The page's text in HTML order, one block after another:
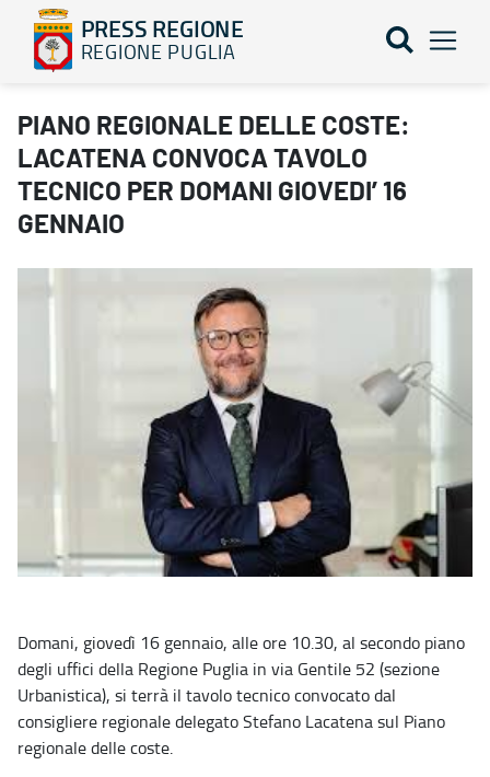
PRESS REGIONE
REGIONE PUGLIA
PIANO REGIONALE DELLE COSTE: LACATENA CONVOCA
PIANO REGIONALE DELLE COSTE:
LACATENA CONVOCA TAVOLO
TECNICO PER DOMANI GIOVEDI’ 16
GENNAIO
Domani, giovedì 16 gennaio, alle ore 10.30, al secondo piano
degli uffici della Regione Puglia in via Gentile 52 (sezione
Urbanistica), si terrà il tavolo tecnico convocato dal
consigliere regionale delegato Stefano Lacatena sul Piano
regionale delle coste.